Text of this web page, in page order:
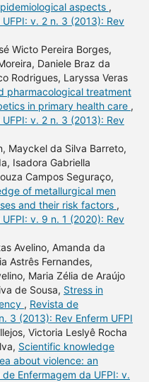
aspects ,
v. 2 n. 3 (2013): Rev
Wicto Pereira Borges,
Daniele Braz da
Rodrigues, Laryssa Veras
pharmacological treatment
in primary health care ,
v. 2 n. 3 (2013): Rev
Mayckel da Silva Barreto,
Isadora Gabriella
Campos Seguraço,
of metallurgical men
and their risk factors ,
v. 9 n. 1 (2020): Rev
Avelino, Amanda da
Astrês Fernandes,
Maria Zélia de Araújo
de Sousa, Stress in
, Revista de
3 (2013): Rev Enferm UFPI
Victoria Leslyê Rocha
Scientific knowledge
about violence: an
de Enfermagem da UFPI: v.